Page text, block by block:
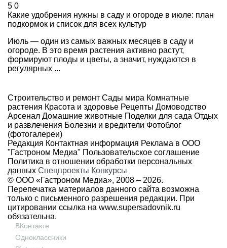
5 0
Какие удобрения нужны в саду и огороде в июле: план
подкормок и список для всех культур
Июль — один из самых важных месяцев в саду и
огороде. В это время растения активно растут,
формируют плоды и цветы, а значит, нуждаются в
регулярных ...
Строительство и ремонт Сады мира Комнатные
растения Красота и здоровье Рецепты Домоводство
Арсенал Домашние животные Поделки для сада Отдых
и развлечения Болезни и вредители Фотоблог
(фотогалереи)
Редакция Контактная информация Реклама в ООО
"Гастроном Медиа" Пользовательское соглашение
Политика в отношении обработки персональных
данных Спецпроекты Конкурсы
© ООО «Гастроном Медиа», 2008 – 2026.
Перепечатка материалов данного сайта возможна
только с письменного разрешения редакции. При
цитировании ссылка на www.supersadovnik.ru
обязательна.
ВКонтакте
Одноклассники